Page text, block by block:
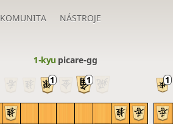
KOMUNITA NÁSTROJE
1-kyu picare-gg